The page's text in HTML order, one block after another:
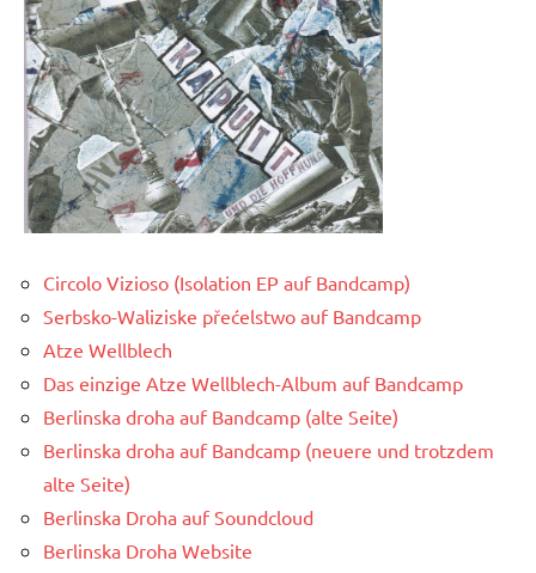
Circolo Vizioso (Isolation EP auf Bandcamp)
Serbsko-Waliziske přećelstwo auf Bandcamp
Atze Wellblech
Das einzige Atze Wellblech-Album auf Bandcamp
Berlinska droha auf Bandcamp (alte Seite)
Berlinska droha auf Bandcamp (neuere und trotzdem
alte Seite)
Berlinska Droha auf Soundcloud
Berlinska Droha Website